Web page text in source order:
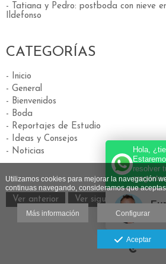
- Tatiana y Pedro: postboda con nieve
Ildefonso
CATEGORÍAS
- Inicio
- General
- Bienvenidos
- Boda
- Reportajes de Estudio
- Ideas y Consejos
- Noticias
Ver anterior Ver siguiente
Utilizamos cookies para mejorar la navegación
continuas navegando, consideramos que
Más información Configurar
Aceptar
Hola,
resolver